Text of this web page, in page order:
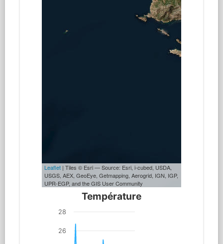
Leaflet | Tiles © Esri — Source: Esri, i-cubed, USDA,
USGS, AEX, GeoEye, Getmapping, Aerogrid, IGN, IGP,
UPR-EGP, and the GIS User Community
Température
26
28